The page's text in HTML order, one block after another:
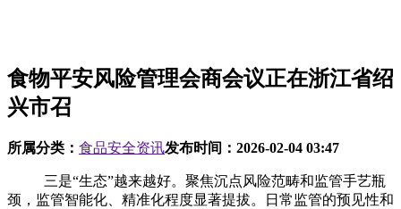
食物平安风险管理会商会议正在浙江省绍
兴市召
所属分类： 食品安全资讯发布时间： 2026-02-04 03:47
三是“生态”越来越好。聚焦沉点风险范畴和监管手艺瓶
颈，监管智能化、精准化程度显著提拔。日常监管的预见性和